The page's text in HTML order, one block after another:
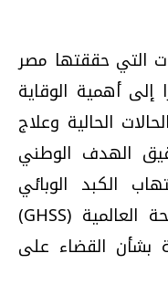
التي حققتها مصر
أهمية الوقاية
الحالية وعلاج
الهدف الوطني
الكبد الوبائي
واعتماد استراتيجية قطاع الصحة العالمية (GHSS)
بشأن القضاء على